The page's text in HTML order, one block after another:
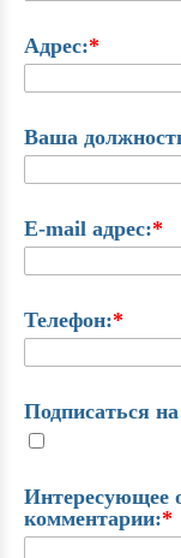
Адрес:*
Ваша
E-mail адрес:*
Телефон:*
Подписаться
Интересующее
комментарии:*